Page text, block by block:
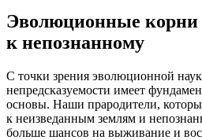
Эволюционные корни
к непознанному
С точки зрения эволюционной
непредсказуемости имеет
основы. Наши прародители,
к неизведанным землям и
больше шансов на выживание и